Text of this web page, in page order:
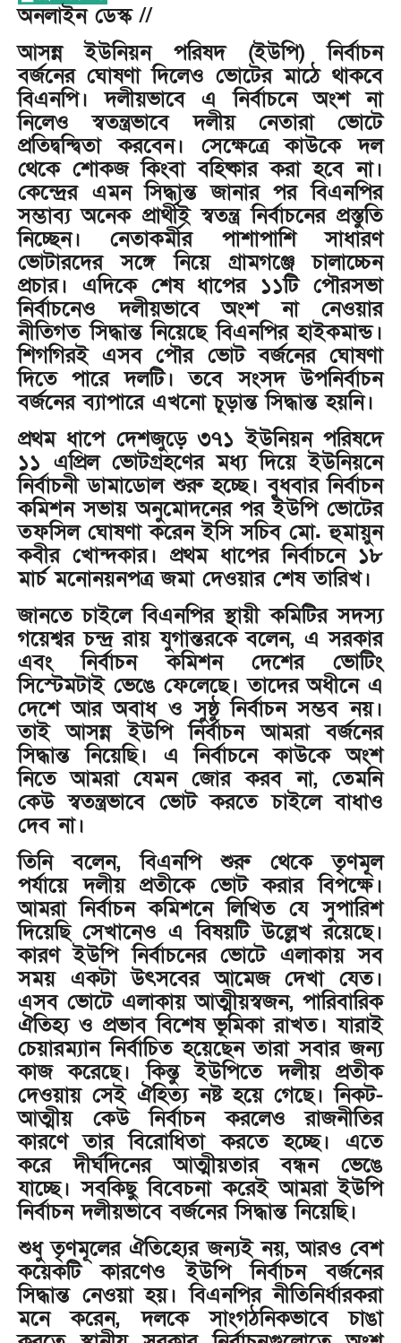
অনলাইন ডেস্ক //
আসন্ন ইউনিয়ন পরিষদ (ইউপি) নির্বাচন
বর্জনের ঘোষণা দিলেও ভোটের মাঠে থাকবে
বিএনপি। দলীয়ভাবে এ নির্বাচনে অংশ না
নিলেও স্বতন্ত্রভাবে দলীয় নেতারা ভোটে
প্রতিদ্বন্দ্বিতা করবেন। সেক্ষেত্রে কাউকে দল
থেকে শোকজ কিংবা বহিষ্কার করা হবে না।
কেন্দ্রের এমন সিদ্ধান্ত জানার পর বিএনপির
সম্ভাব্য অনেক প্রার্থীই স্বতন্ত্র নির্বাচনের প্রস্তুতি
নিচ্ছেন। নেতাকর্মীর পাশাপাশি সাধারণ
ভোটারদের সঙ্গে নিয়ে গ্রামগঞ্জে চালাচ্চেন
প্রচার। এদিকে শেষ ধাপের ১১টি পৌরসভা
নির্বাচনেও দলীয়ভাবে অংশ না নেওয়ার
নীতিগত সিদ্ধান্ত নিয়েছে বিএনপির হাইকমান্ড।
শিগগিরই এসব পৌর ভোট বর্জনের ঘোষণা
দিতে পারে দলটি। তবে সংসদ উপনির্বাচন
বর্জনের ব্যাপারে এখনো চূড়ান্ত সিদ্ধান্ত হয়নি।
প্রথম ধাপে দেশজুড়ে ৩৭১ ইউনিয়ন পরিষদে
১১ এপ্রিল ভোটগ্রহণের মধ্য দিয়ে ইউনিয়নে
নির্বাচনী ডামাডোল শুরু হচ্ছে। বুধবার নির্বাচন
কমিশন সভায় অনুমোদনের পর ইউপি ভোটের
তফসিল ঘোষণা করেন ইসি সচিব মো. হুমায়ুন
কবীর খোন্দকার। প্রথম ধাপের নির্বাচনে ১৮
মার্চ মনোনয়নপত্র জমা দেওয়ার শেষ তারিখ।
জানতে চাইলে বিএনপির স্থায়ী কমিটির সদস্য
গয়েশ্বর চন্দ্র রায় যুগান্তরকে বলেন, এ সরকার
এবং নির্বাচন কমিশন দেশের ভোটিং
সিস্টেমটাই ভেঙে ফেলেছে। তাদের অধীনে এ
দেশে আর অবাধ ও সুষ্ঠু নির্বাচন সম্ভব নয়।
তাই আসন্ন ইউপি নির্বাচন আমরা বর্জনের
সিদ্ধান্ত নিয়েছি। এ নির্বাচনে কাউকে অংশ
নিতে আমরা যেমন জোর করব না, তেমনি
কেউ স্বতন্ত্রভাবে ভোট করতে চাইলে বাধাও
দেব না।
তিনি বলেন, বিএনপি শুরু থেকে তৃণমূল
পর্যায়ে দলীয় প্রতীকে ভোট করার বিপক্ষে।
আমরা নির্বাচন কমিশনে লিখিত যে সুপারিশ
দিয়েছি সেখানেও এ বিষয়টি উল্লেখ রয়েছে।
কারণ ইউপি নির্বাচনের ভোটে এলাকায় সব
সময় একটা উৎসবের আমেজ দেখা যেত।
এসব ভোটে এলাকায় আত্মীয়স্বজন, পারিবারিক
ঐতিহ্য ও প্রভাব বিশেষ ভূমিকা রাখত। যারাই
চেয়ারম্যান নির্বাচিত হয়েছেন তারা সবার জন্য
কাজ করেছে। কিন্তু ইউপিতে দলীয় প্রতীক
দেওয়ায় সেই ঐহিত্য নষ্ট হয়ে গেছে। নিকট-
আত্মীয় কেউ নির্বাচন করলেও রাজনীতির
কারণে তার বিরোধিতা করতে হচ্ছে। এতে
করে দীর্ঘদিনের আত্মীয়তার বন্ধন ভেঙে
যাচ্ছে। সবকিছু বিবেচনা করেই আমরা ইউপি
নির্বাচন দলীয়ভাবে বর্জনের সিদ্ধান্ত নিয়েছি।
শুধু তৃণমূলের ঐতিহ্যের জন্যই নয়, আরও বেশ
কয়েকটি কারণেও ইউপি নির্বাচন বর্জনের
সিদ্ধান্ত নেওয়া হয়। বিএনপির নীতিনির্ধারকরা
মনে করেন, দলকে সাংগঠনিকভাবে চাঙা